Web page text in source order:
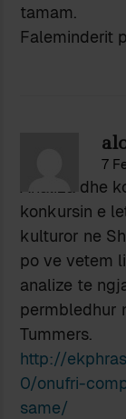
tamam.
Faleminderit
7
Analiza dhe
konkursin e
kulturor ne
po ve vetem
analize te
permbledhur
Tummers.
http://
0/onufri-
same/